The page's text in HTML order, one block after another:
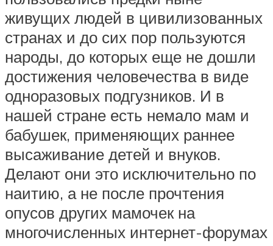
живущих людей в цивилизованных
странах и до сих пор пользуются
народы, до которых еще не дошли
достижения человечества в виде
одноразовых подгузников. И в
нашей стране есть немало мам и
бабушек, применяющих раннее
высаживание детей и внуков.
Делают они это исключительно по
наитию, а не после прочтения
опусов других мамочек на
многочисленных интернет-форумах